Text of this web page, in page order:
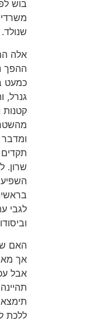
שנולד.
אלה
ההפך
כמעט
גנרל,
שרון.
לגבי
האם
אך
אבל
ללכת